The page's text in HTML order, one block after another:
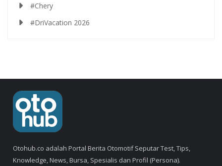
#Chery
#DriVacation 2026
Otohub.co adalah Portal Berita Otomotif Seputar Test, Tips,
Knowledge, News, Bursa, Spesialis dan Profil (Persona).